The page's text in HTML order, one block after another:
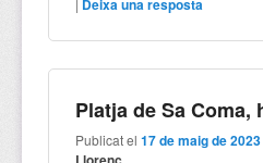
Deixa una resposta
Platja de Sa
Publicat el17 de maig de 2023